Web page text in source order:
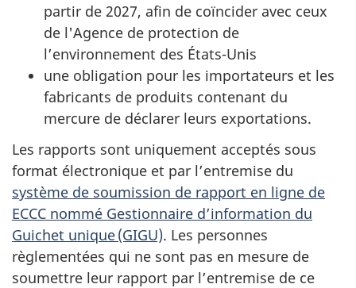
partir de 2027, afin de coïncider avec ceux
de l'Agence de protection de
l’environnement des États-Unis
une obligation pour les importateurs et les
fabricants de produits contenant du
mercure de déclarer leurs exportations.
Les rapports sont uniquement acceptés sous
format électronique et par l’entremise du
système de soumission de rapport en ligne de
ECCC nommé Gestionnaire d’information du
Guichet unique (GIGU). Les personnes
règlementées qui ne sont pas en mesure de
soumettre leur rapport par l’entremise de ce